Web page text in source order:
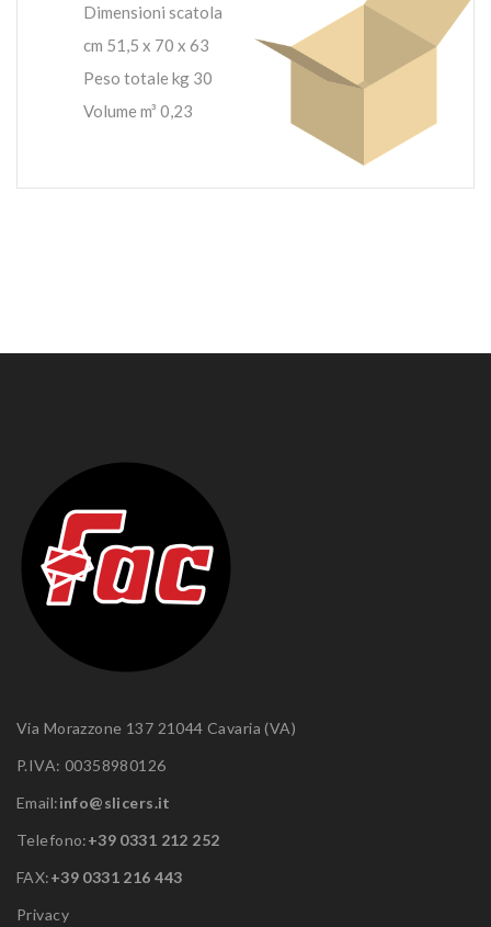
Dimensioni scatola
cm 51,5 x 70 x 63
Peso totale kg 30
Volume m³ 0,23
Via Morazzone 137 21044 Cavaria (VA)
P.IVA: 00358980126
Email:info@slicers.it
Telefono:+39 0331 212 252
FAX:+39 0331 216 443
Privacy